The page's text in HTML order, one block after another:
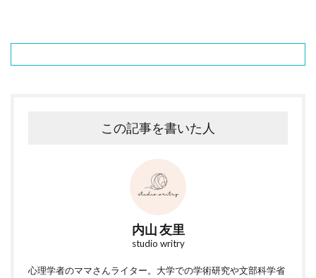
この記事を書いた人
内山 友里
studio writry
心理学者のママさんライター。大学での学術研究や文部科学省